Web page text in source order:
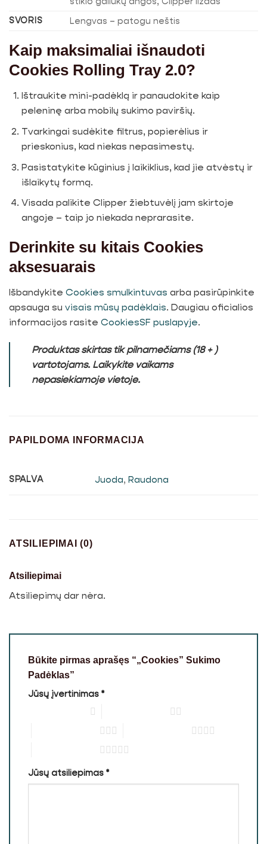
SVORIS
Lengvas – patogu neštis
Kaip maksimaliai išnaudoti
Cookies Rolling Tray 2.0?
Ištraukite mini-padėklą ir panaudokite kaip
peleninę arba mobilų sukimo paviršių.
Tvarkingai sudėkite filtrus, popierėlius ir
prieskonius, kad niekas nepasimestų.
Pasistatykite kūginius į laikiklius, kad jie atvėstų ir
išlaikytų formą.
Visada palikite Clipper žiebtuvėlį jam skirtoje
angoje – taip jo niekada neprarasite.
Derinkite su kitais Cookies
aksesuarais
Išbandykite Cookies smulkintuvas arba pasirūpinkite
apsauga su visais mūsų padėklais. Daugiau oficialios
informacijos rasite CookiesSF puslapyje.
Produktas skirtas tik pilnamečiams (18 + )
vartotojams. Laikykite vaikams
nepasiekiamoje vietoje.
PAPILDOMA INFORMACIJA
SPALVA Juoda,Raudona
ATSILIEPIMAI (0)
Atsiliepimai
Atsiliepimų dar nėra.
Būkite pirmas aprašęs “„Cookies” Sukimo
Padėklas”
Jūsų įvertinimas *
Jūsų atsiliepimas *